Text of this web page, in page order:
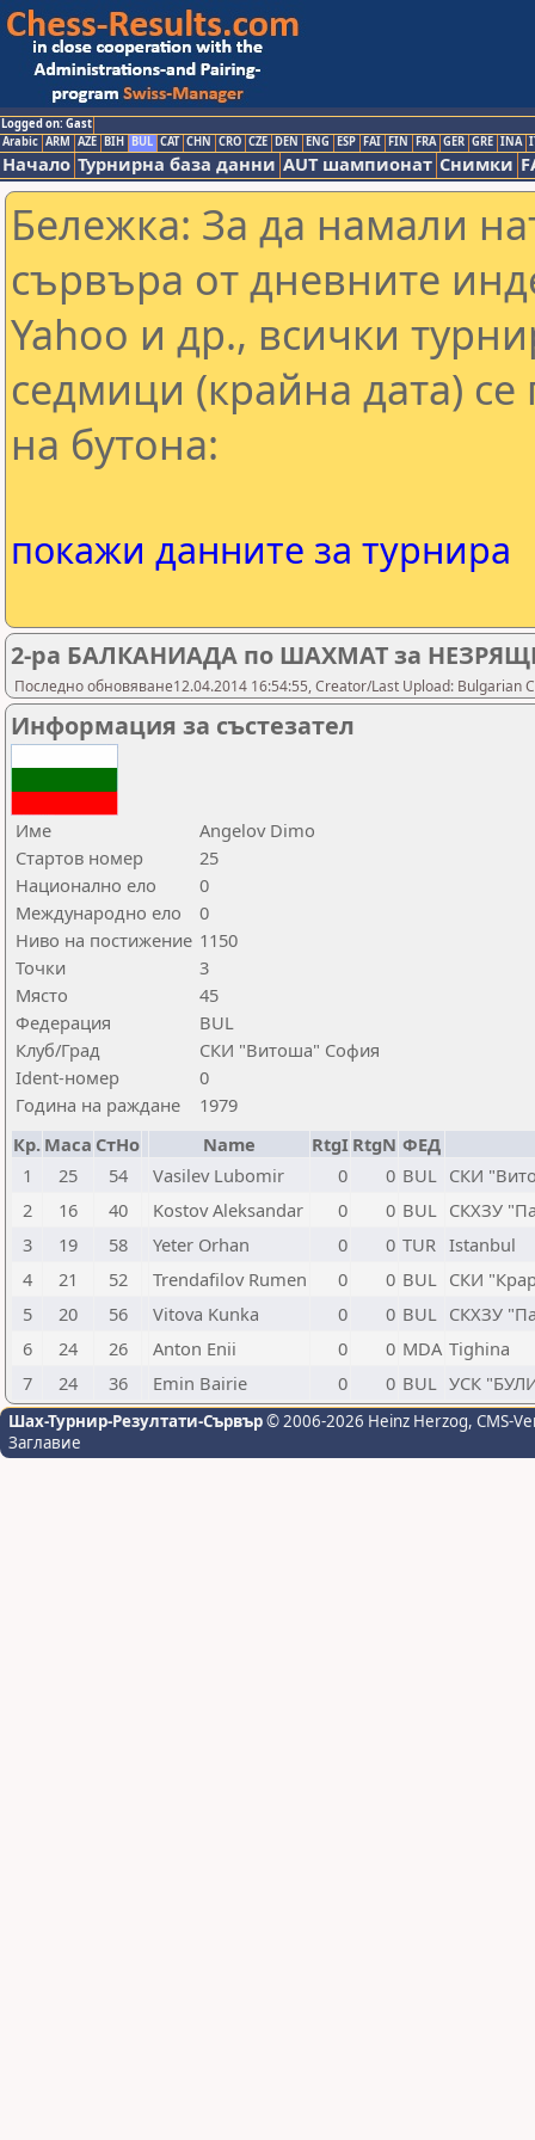
Logged on: Gast
Arabic ARM AZE BIH BUL CAT CHN CRO CZE DEN ENG ESP FAI FIN FRA GER GRE INA
Начало Турнирна база данни AUT шампионат Снимки
Бележка: За да намали
сървъра от дневните
Yahoo и др., всички
седмици (крайна дата) се
на бутона:
покажи данните за турнира
2-ра БАЛКАНИАДА по ШАХМАТ за
Последно обновяване12.04.2014 16:54:55, Creator/Last Upload: Bulgarian
Информация за състезател
Име
Angelov Dimo
Стартов номер
25
Национално ело
0
Международно ело
0
Ниво на постижение 1150
Точки
3
Място
45
Федерация
BUL
Клуб/Град
СКИ "Витоша" София
Ident-номер
0
Година на раждане
1979
Кр. Маса СтНо Name RtgI RtgN ФЕД
1
25 54 Vasilev Lubomir 0 0 BUL СКИ
2
16 40 Kostov Aleksandar 0 0 BUL СКХЗУ
3
19 58 Yeter Orhan 0 0 TUR Istanbul
4
21 52 Trendafilov Rumen 0 0 BUL СКИ
5
20 56 Vitova Kunka 0 0 BUL СКХЗУ
6
24 26 Anton Enii 0 0 MDA Tighina
7
24 36 Emin Bairie 0 0 BUL УСК
Шах-Турнир-Резултати-Сървър© 2006-2026 Heinz Herzog, CMS-
Заглавие